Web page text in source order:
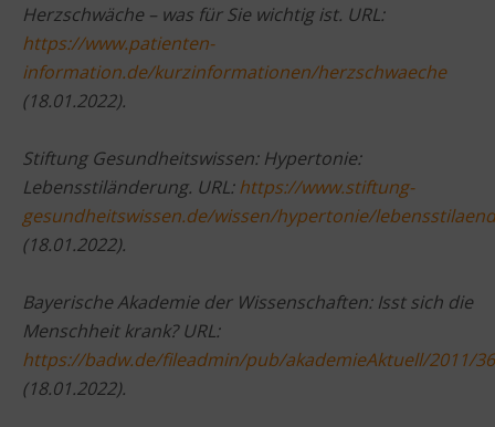
Herzschwäche – was für Sie wichtig ist. URL:
https://www.patienten-
information.de/kurzinformationen/herzschwaeche
(18.01.2022).
Stiftung Gesundheitswissen: Hypertonie:
Lebensstiländerung. URL:https://www.stiftung-
gesundheitswissen.de/wissen/hypertonie/
(18.01.2022).
Bayerische Akademie der Wissenschaften: Isst sich die
Menschheit krank? URL:
https://badw.de/fileadmin/pub/akademieAktuell/2011/
(18.01.2022).